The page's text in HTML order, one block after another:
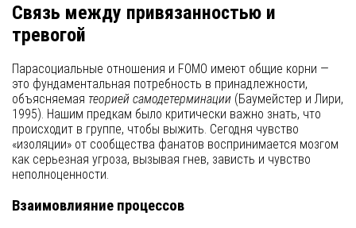
Связь между привязанностью и
тревогой
Парасоциальные отношения и FOMO имеют общие корни —
это фундаментальная потребность в принадлежности,
объясняемая теорией самодетерминации (Баумейстер и Лири,
1995). Нашим предкам было критически важно знать, что
происходит в группе, чтобы выжить. Сегодня чувство
«изоляции» от сообщества фанатов воспринимается мозгом
как серьезная угроза, вызывая гнев, зависть и чувство
неполноценности.
Взаимовлияние процессов